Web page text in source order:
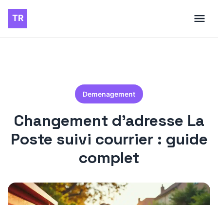
Demenagement
Changement d’adresse La
Poste suivi courrier : guide
complet